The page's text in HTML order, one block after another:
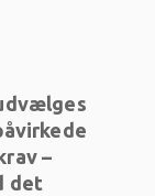
–
det